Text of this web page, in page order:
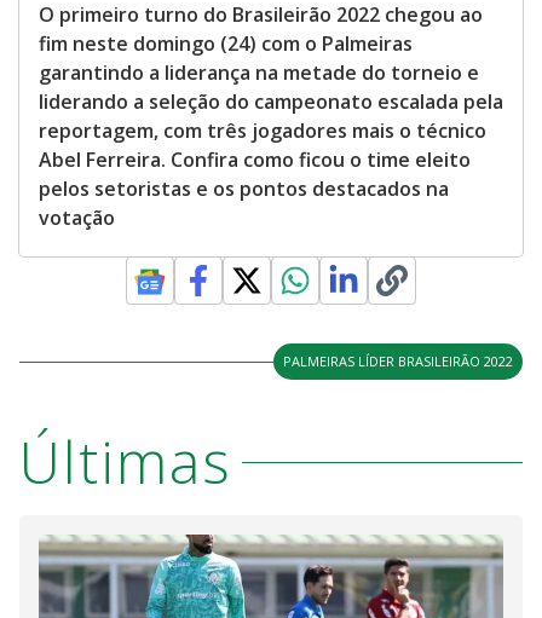
O primeiro turno do Brasileirão 2022 chegou ao
fim neste domingo (24) com o Palmeiras
garantindo a liderança na metade do torneio e
liderando a seleção do campeonato escalada pela
reportagem, com três jogadores mais o técnico
Abel Ferreira. Confira como ficou o time eleito
pelos setoristas e os pontos destacados na
votação
PALMEIRAS LÍDER BRASILEIRÃO 2022
Últimas